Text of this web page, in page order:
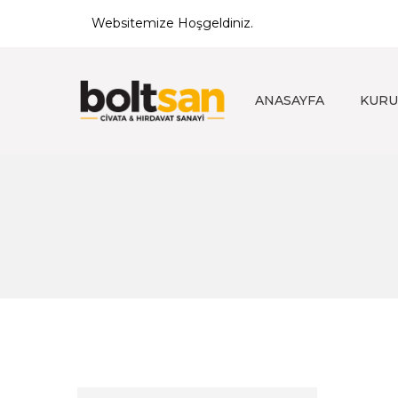
Websitemize Hoşgeldiniz.
ANASAYFA